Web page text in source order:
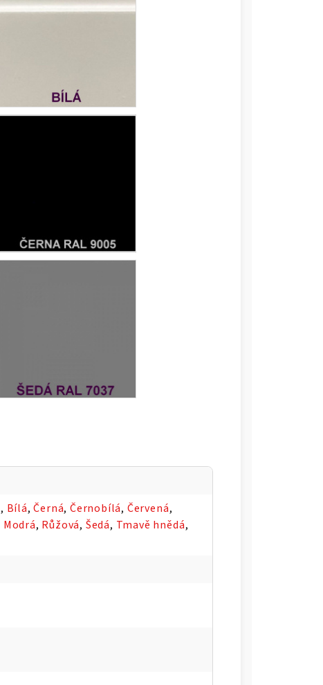
, Bílá,Černá,Černobílá, Červená,
Modrá, Růžová, Šedá, Tmavě hnědá,